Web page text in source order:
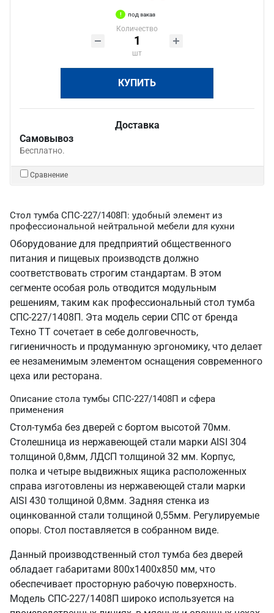
под заказ
Количество
шт
КУПИТЬ
Доставка
Самовывоз
Бесплатно.
Сравнение
Стол тумба СПС-227/1408П: удобный элемент из
профессиональной нейтральной мебели для кухни
Оборудование для предприятий общественного
питания и пищевых производств должно
соответствовать строгим стандартам. В этом
сегменте особая роль отводится модульным
решениям, таким как профессиональный стол тумба
СПС-227/1408П. Эта модель серии СПС от бренда
Техно ТТ сочетает в себе долговечность,
гигиеничность и продуманную эргономику, что делает
ее незаменимым элементом оснащения современного
цеха или ресторана.
Описание стола тумбы СПС-227/1408П и сфера
применения
Стол-тумба без дверей с бортом высотой 70мм.
Столешница из нержавеющей стали марки AISI 304
толщиной 0,8мм, ЛДСП толщиной 32 мм. Корпус,
полка и четыре выдвижных ящика расположенных
справа изготовлены из нержавеющей стали марки
AISI 430 толщиной 0,8мм. Задняя стенка из
оцинкованной стали толщиной 0,55мм. Регулируемые
опоры. Стол поставляется в собранном виде.
Данный производственный стол тумба без дверей
обладает габаритами 800х1400х850 мм, что
обеспечивает просторную рабочую поверхность.
Модель СПС-227/1408П широко используется на